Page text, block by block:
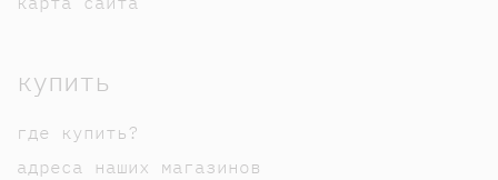
купить
где купить?
адреса наших магазинов